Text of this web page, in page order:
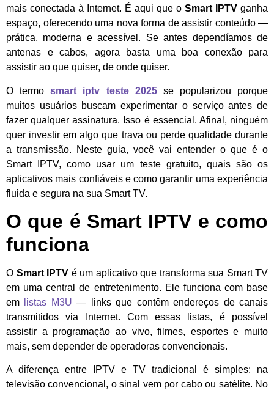
mais conectada à Internet. É aqui que o Smart IPTV ganha
espaço, oferecendo uma nova forma de assistir conteúdo —
prática, moderna e acessível. Se antes dependíamos de
antenas e cabos, agora basta uma boa conexão para
assistir ao que quiser, de onde quiser.
O termosmart iptv teste 2025se popularizou porque
muitos usuários buscam experimentar o serviço antes de
fazer qualquer assinatura. Isso é essencial. Afinal, ninguém
quer investir em algo que trava ou perde qualidade durante
a transmissão. Neste guia, você vai entender o que é o
Smart IPTV, como usar um teste gratuito, quais são os
aplicativos mais confiáveis e como garantir uma experiência
fluida e segura na sua Smart TV.
O que é Smart IPTV e como
funciona
O Smart IPTV é um aplicativo que transforma sua Smart TV
em uma central de entretenimento. Ele funciona com base
em
listas M3U — links que contêm endereços de canais
transmitidos via Internet. Com essas listas, é possível
assistir a programação ao vivo, filmes, esportes e muito
mais, sem depender de operadoras convencionais.
A diferença entre IPTV e TV tradicional é simples: na
televisão convencional, o sinal vem por cabo ou satélite. No